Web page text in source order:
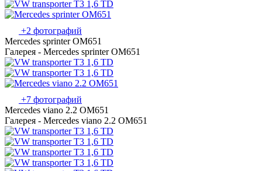
+2 фотографий
Mercedes sprinter OM651
Галерея - Mercedes sprinter OM651
+7 фотографий
Mercedes viano 2.2 OM651
Галерея - Mercedes viano 2.2 OM651